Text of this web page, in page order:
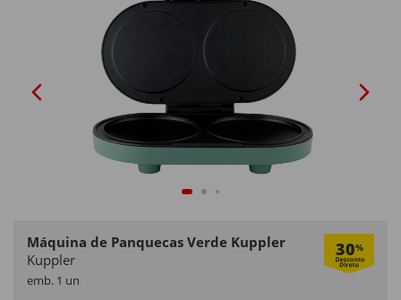
Máquina de Panquecas Verde Kuppler 30%
Kuppler
emb. 1 un